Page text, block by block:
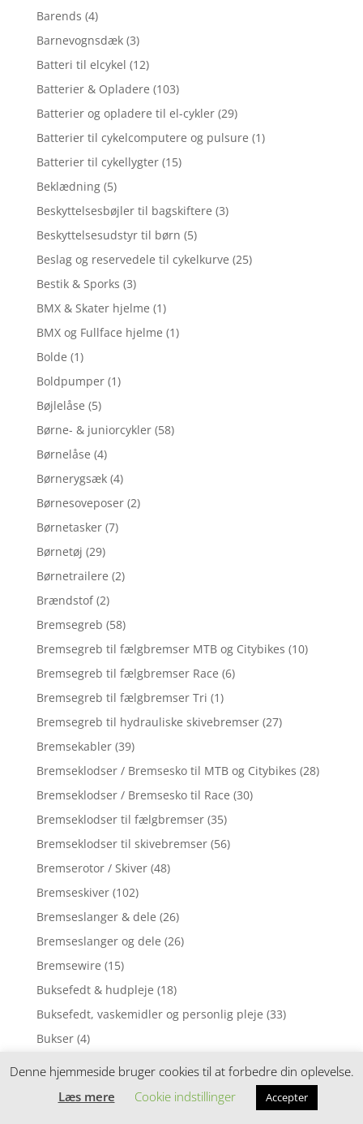
Barends (4)
Barnevognsdæk (3)
Batteri til elcykel (12)
Batterier & Opladere (103)
Batterier og opladere til el-cykler (29)
Batterier til cykelcomputere og pulsure (1)
Batterier til cykellygter (15)
Beklædning (5)
Beskyttelsesbøjler til bagskiftere (3)
Beskyttelsesudstyr til børn (5)
Beslag og reservedele til cykelkurve (25)
Bestik & Sporks (3)
BMX & Skater hjelme (1)
BMX og Fullface hjelme (1)
Bolde (1)
Boldpumper (1)
Bøjlelåse (5)
Børne- & juniorcykler (58)
Børnelåse (4)
Børnerygsæk (4)
Børnesoveposer (2)
Børnetasker (7)
Børnetøj (29)
Børnetrailere (2)
Brændstof (2)
Bremsegreb (58)
Bremsegreb til fælgbremser MTB og Citybikes (10)
Bremsegreb til fælgbremser Race (6)
Bremsegreb til fælgbremser Tri (1)
Bremsegreb til hydrauliske skivebremser (27)
Bremsekabler (39)
Bremseklodser / Bremsesko til MTB og Citybikes (28)
Bremseklodser / Bremsesko til Race (30)
Bremseklodser til fælgbremser (35)
Bremseklodser til skivebremser (56)
Bremserotor / Skiver (48)
Bremseskiver (102)
Bremseslanger & dele (26)
Bremseslanger og dele (26)
Bremsewire (15)
Buksefedt & hudpleje (18)
Buksefedt, vaskemidler og personlig pleje (33)
Bukser (4)
Denne hjemmeside bruger cookies til at forbedre din oplevelse.
Læs mere
Cookie indstillinger Accepter